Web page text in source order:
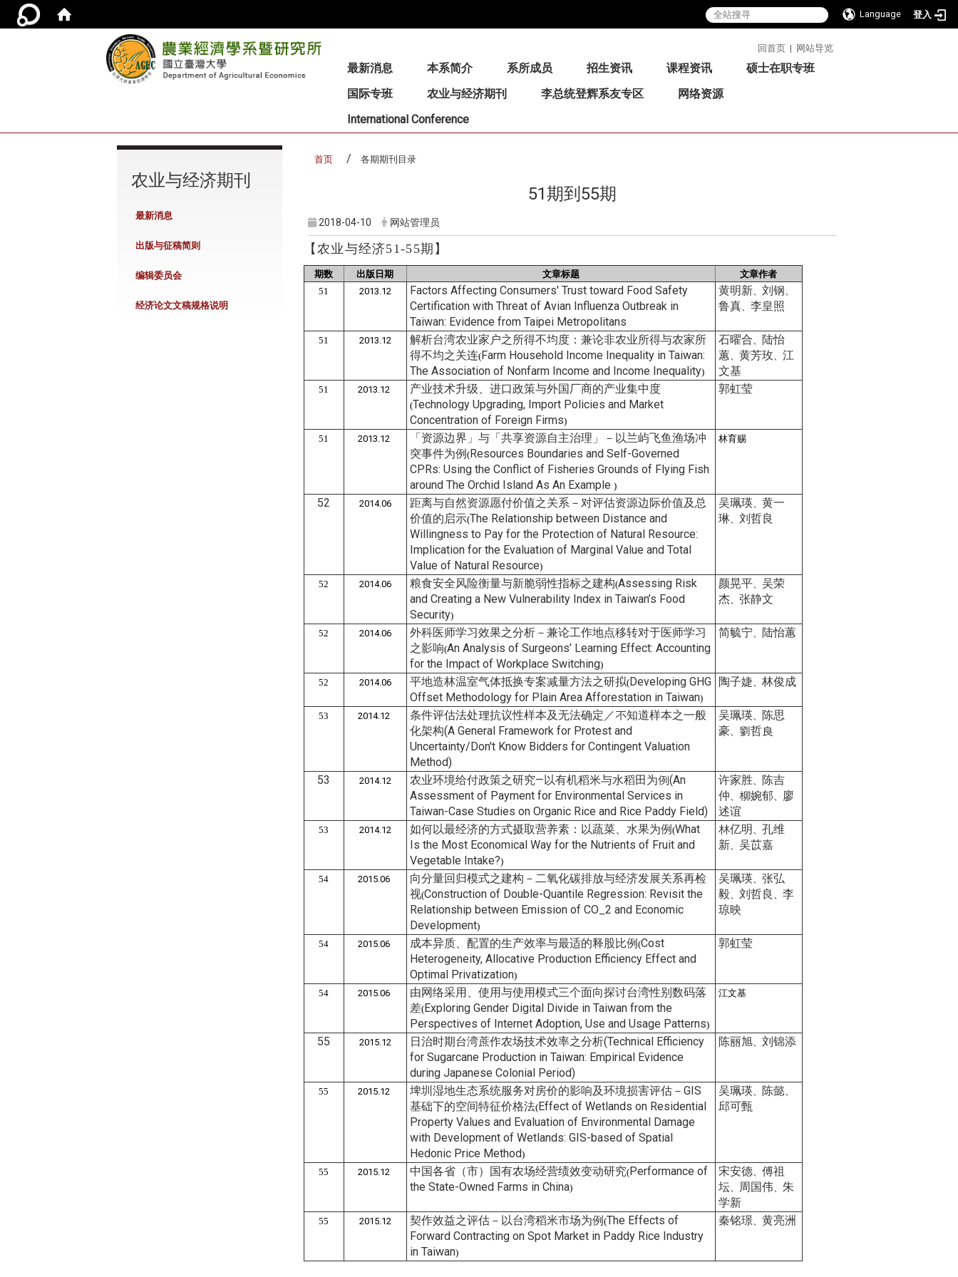
Language 登入
回首页 | 网站导览
最新消息 本系简介 系所成员 招生资讯 课程资讯
硕士在职专班
国际专班
农业与经济期刊 李总统登辉系友专区
网络资源
International Conference
农业与经济期刊
最新消息
出版与征稿简则
编辑委员会
经济论文文稿规格说明
首页 各期期刊目录
51期到55期
2018-04-10 网站管理员
【 农业与经济51-55期 】
期数 出版日期 文章标题
文章作者
51
2013.12
Factors Affecting Consumers' Trust toward Food Safety
Certification with Threat of Avian Influenza Outbreak in
Taiwan: Evidence from Taipei Metropolitans
黄明新、 刘钢、
鲁真、 李皇照
51 2013.12
解析台湾农业家户之所得不均度：兼论非农业所得与农家所
得不均之关连(Farm Household Income Inequality in Taiwan:
The Association of Nonfarm Income and Income Inequality)
石曜合、
陆怡
蕙、 黄芳玫、 江
文基
51 2013.12 产业技术升级、进口政策与外国厂商的产业集中度
(Technology Upgrading, Import Policies and Market
Concentration of Foreign Firms)
郭虹莹
51 2013.12
「资源边界」与「共享资源自主治理」－以兰屿飞鱼渔场冲
突事件为例 (Resources Boundaries and Self-Governed
CPRs: Using the Conflict of Fisheries Grounds of Flying Fish
around The Orchid Island As An Example )
林育赐
52 2014.06
距离与自然资源愿付价值之关系－对评估资源边际价值及总
价值的启示(The Relationship between Distance and
Willingness to Pay for the Protection of Natural Resource:
Implication for the Evaluation of Marginal Value and Total
Value of Natural Resource)
吴珮瑛、 黄一
琳、 刘哲良
52 2014.06 粮食安全风险衡量与新脆弱性指标之建构(Assessing Risk
and Creating a New Vulnerability Index in Taiwan’s Food
Security)
颜晃平、 吴荣
杰、 张静文
52 2014.06
外科医师学习效果之分析－兼论工作地点移转对于医师学习
之影响(An Analysis of Surgeons’ Learning Effect: Accounting
for the Impact of Workplace Switching)
简毓宁、 陆怡蕙
52 2014.06 平地造林温室气体抵换专案减量方法之研拟(Developing GHG
Offset Methodology for Plain Area Afforestation in Taiwan)
陶子婕、 林俊成
53 2014.12
条件评估法处理抗议性样本及无法确定／不知道样本之一般
化架构(A General Framework for Protest and
Uncertainty/Don't Know Bidders for Contingent Valuation
Method)
吴珮瑛、
陈思
豪、 劉哲良
53 2014.12
农业环境给付政策之研究—以有机稻米与水稻田为例(An
Assessment of Payment for Environmental Services in
Taiwan-Case Studies on Organic Rice and Rice Paddy Field)
许家胜、
陈吉
仲、 柳婉郁、 廖
述谊
53 2014.12 如何以最经济的方式摄取营养素：以蔬菜、水果为例 (What
Is the Most Economical Way for the Nutrients of Fruit and
Vegetable Intake?)
林亿明 、 孔维
新、 吴苡嘉
54 2015.06
向分量回归模式之建构－二氧化碳排放与经济发展关系再检
视(Construction of Double-Quantile Regression: Revisit the
Relationship between Emission of CO_2 and Economic
Development)
吴珮瑛、 张弘
毅、 刘哲良 、 李
琼映
54 2015.06 成本异质、配置的生产效率与最适的释股比例 (Cost
Heterogeneity, Allocative Production Efficiency Effect and
Optimal Privatization)
郭虹莹
54 2015.06
由网络采用、使用与使用模式三个面向探讨台湾性别数码落
差(Exploring Gender Digital Divide in Taiwan from the
Perspectives of Internet Adoption, Use and Usage Patterns)
江文基
55 2015.12 日治时期台湾蔗作农场技术效率之分析(Technical Efficiency
for Sugarcane Production in Taiwan: Empirical Evidence
during Japanese Colonial Period)
陈丽旭、 刘锦添
55 2015.12
埤圳湿地生态系统服务对房价的影响及环境损害评估－GIS
基础下的空间特征价格法(Effect of Wetlands on Residential
Property Values and Evaluation of Environmental Damage
with Development of Wetlands: GIS-based of Spatial
Hedonic Price Method)
吴珮瑛、 陈懿、
邱可甄
55 2015.12 中国各省（市）国有农场经营绩效变动研究(Performance of
the State-Owned Farms in China)
宋安德、 傅祖
坛、 周国伟、 朱
学新
55 2015.12 契作效益之评估－以台湾稻米市场为例 (The Effects of
Forward Contracting on Spot Market in Paddy Rice Industry
in Taiwan)
秦铭璟、 黄亮洲